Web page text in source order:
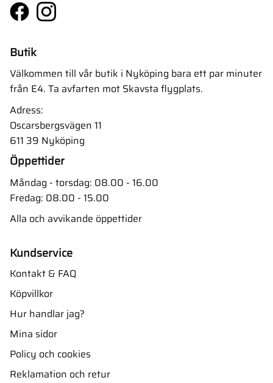
Butik
Välkommen till vår butik i Nyköping bara ett par minuter
från E4. Ta avfarten mot Skavsta flygplats.
Adress:
Oscarsbergsvägen 11
611 39 Nyköping
Öppettider
Måndag - torsdag: 08.00 - 16.00
Fredag: 08.00 - 15.00
Alla och avvikande öppettider
Kundservice
Kontakt & FAQ
Köpvillkor
Hur handlar jag?
Mina sidor
Policy och cookies
Reklamation och retur